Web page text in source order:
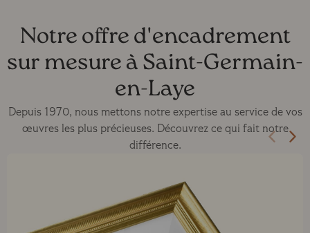
Notre offre d'encadrement
sur mesure à Saint-Germain-
en-Laye
Depuis 1970, nous mettons notre expertise au service de vos
œuvres les plus précieuses. Découvrez ce qui fait notre
différence.